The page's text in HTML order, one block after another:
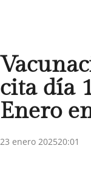
cita día
Enero
23 enero 202520:01